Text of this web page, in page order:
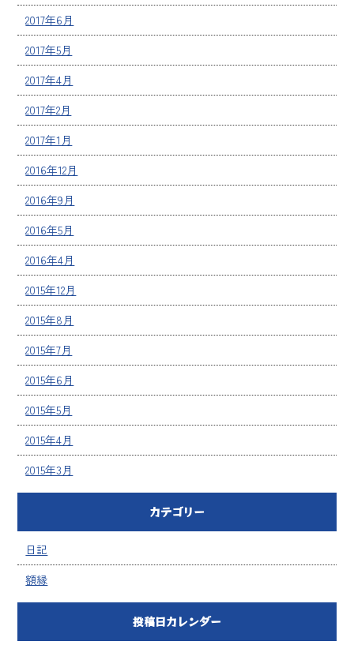
2017年6月
2017年5月
2017年4月
2017年2月
2017年1月
2016年12月
2016年9月
2016年5月
2016年4月
2015年12月
2015年8月
2015年7月
2015年6月
2015年5月
2015年4月
2015年3月
カテゴリー
日記
額縁
投稿日カレンダー